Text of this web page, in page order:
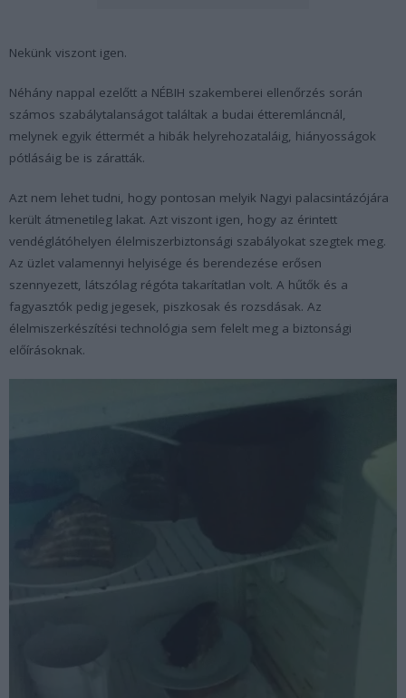
Nekünk viszont igen.
Néhány nappal ezelőtt a NÉBIH szakemberei ellenőrzés során
számos szabálytalanságot találtak a budai étteremláncnál,
melynek egyik éttermét a hibák helyrehozataláig, hiányosságok
pótlásáig be is záratták.
Azt nem lehet tudni, hogy pontosan melyik Nagyi palacsintázójára
került átmenetileg lakat. Azt viszont igen, hogy az érintett
vendéglátóhelyen élelmiszerbiztonsági szabályokat szegtek meg.
Az üzlet valamennyi helyisége és berendezése erősen
szennyezett, látszólag régóta takarítatlan volt. A hűtők és a
fagyasztók pedig jegesek, piszkosak és rozsdásak. Az
élelmiszerkészítési technológia sem felelt meg a biztonsági
előírásoknak.